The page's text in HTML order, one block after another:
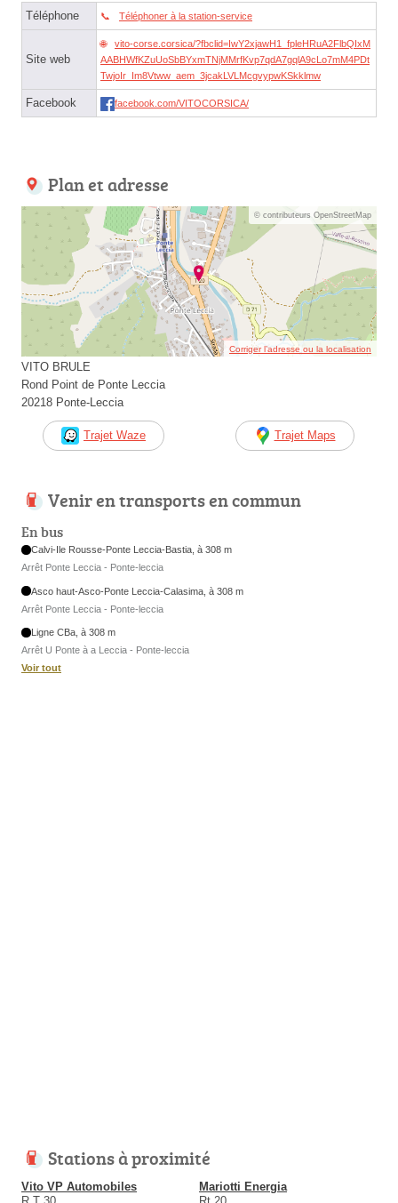
Téléphone Téléphoner à la station-service
Site web
vito-corse.corsica/?fbclid=IwY2xjawH1_fpleHRuA2FlbQIxM
AABHWfKZuUoSbBYxmTNjMMrfKvp7qdA7gqlA9cLo7mM4PDt
TwjoIr_Im8Vtww_aem_3jcakLVLMcgvypwKSkklmw
Facebook facebook.com/VITOCORSICA/
Plan et adresse
© contributeurs OpenStreetMap
Corriger l’adresse ou la localisation
VITO BRULE
Rond Point de Ponte Leccia
20218 Ponte-Leccia
Trajet Waze Trajet Maps
Venir en transports en commun
En bus
Calvi-Ile Rousse-Ponte Leccia-Bastia, à 308 m
Arrêt Ponte Leccia - Ponte-leccia
Asco haut-Asco-Ponte Leccia-Calasima, à 308 m
Arrêt Ponte Leccia - Ponte-leccia
Ligne CBa, à 308 m
Arrêt U Ponte à a Leccia - Ponte-leccia
Voir tout
Stations à proximité
Vito VP Automobiles
Mariotti Energia